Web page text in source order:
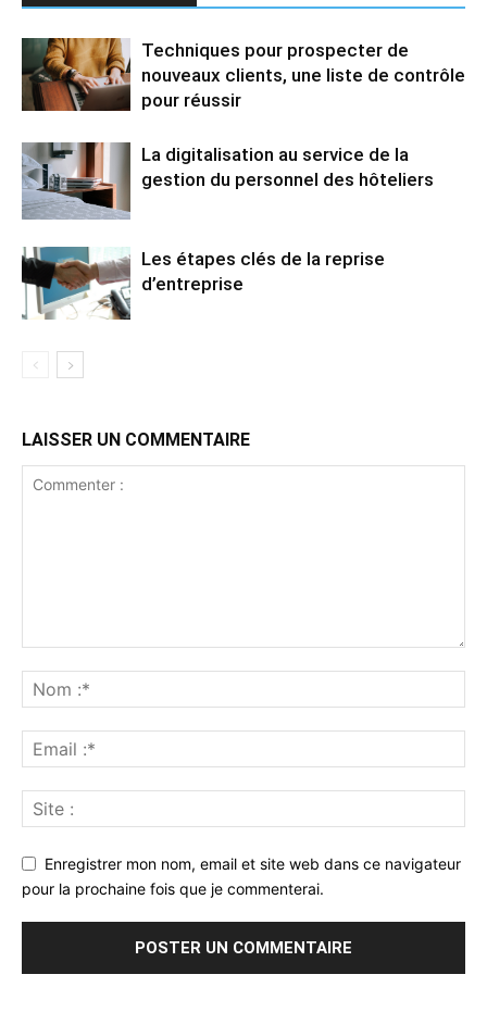
Techniques pour prospecter de
nouveaux clients, une liste de contrôle
pour réussir
La digitalisation au service de la
gestion du personnel des hôteliers
Les étapes clés de la reprise
d’entreprise
LAISSER UN COMMENTAIRE
Enregistrer mon nom, email et site web dans ce navigateur
pour la prochaine fois que je commenterai.